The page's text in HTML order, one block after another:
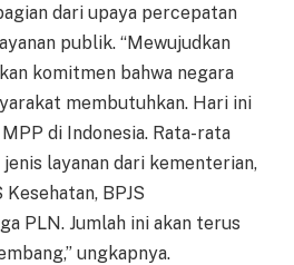
dari upaya percepatan
publik. “Mewujudkan
komitmen bahwa negara
membutuhkan. Hari ini
di Indonesia. Rata-rata
layanan dari kementerian,
Kesehatan, BPJS
PLN. Jumlah ini akan terus
ungkapnya.